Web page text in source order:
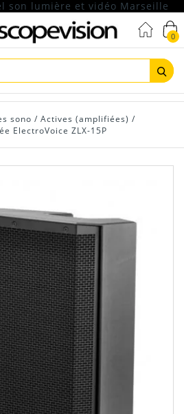
0
sono / Actives (amplifiées) /
ElectroVoice ZLX-15P